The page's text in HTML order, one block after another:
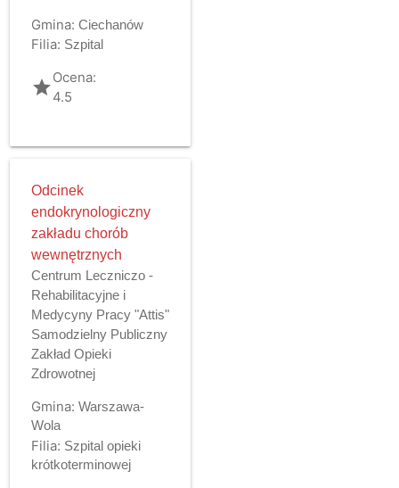
Gmina: Ciechanów
Filia: Szpital
gradeOcena:
4.5
Odcinek
endokrynologiczny
zakładu chorób
wewnętrznych
Centrum Leczniczo -
Rehabilitacyjne i
Medycyny Pracy "Attis"
Samodzielny Publiczny
Zakład Opieki
Zdrowotnej
Gmina: Warszawa-
Wola
Filia: Szpital opieki
krótkoterminowej